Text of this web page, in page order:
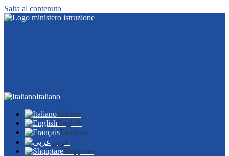
Salta al contenuto
Italiano
Italiano
English
Français
عربى
Shqiptare